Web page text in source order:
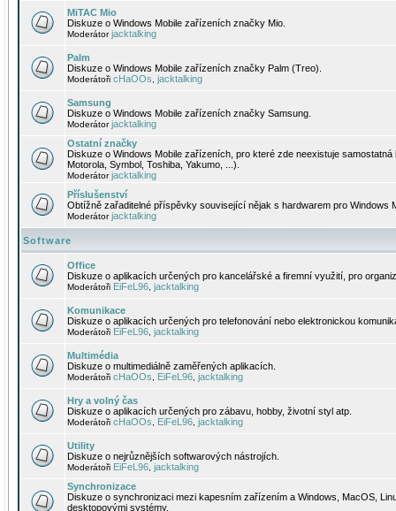
MiTAC Mio
Diskuze o Windows Mobile zařízeních značky Mio.
Moderátorjacktalking
Palm
Diskuze o Windows Mobile zařízeních značky Palm (Treo).
Moderátoři cHaOOs jacktalking
Samsung
Diskuze o Windows Mobile zařízeních značky Samsung.
Moderátorjacktalking
Ostatní značky
Diskuze o Windows Mobile zařízeních, pro které zde neexistuje
Motorola, Symbol, Toshiba, Yakumo, ...).
Moderátorjacktalking
Příslušenství
Obtížně zařaditelné příspěvky související nějak s hardwarem pro Windows
Moderátorjacktalking
Software
Office
Diskuze o aplikacích určených pro kancelářské a firemní využití, pro
Moderátoři EiFeL96 jacktalking
Komunikace
Diskuze o aplikacích určených pro telefonování nebo elektronickou
Moderátoři EiFeL96 jacktalking
Multimédia
Diskuze o multimediálně zaměřených aplikacích.
Moderátoři cHaOOs EiFeL96 jacktalking
Hry a volný čas
Diskuze o aplikacích určených pro zábavu, hobby, životní styl atp.
Moderátoři cHaOOs EiFeL96 jacktalking
Utility
Diskuze o nejrůznějších softwarových nástrojích.
Moderátoři EiFeL96 jacktalking
Synchronizace
Diskuze o synchronizaci mezi kapesním zařízením a Windows, MacOS,
desktopovými systémy.